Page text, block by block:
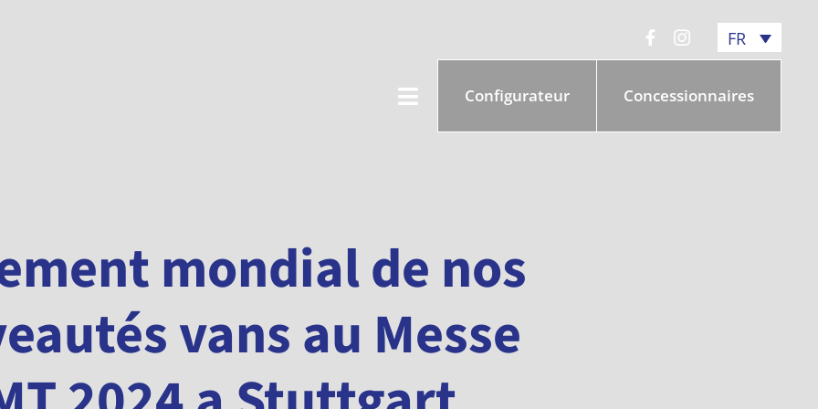
FR
Toggle
Navigation
Configurateur Concessionnaires
mondial de nos
vans au Messe